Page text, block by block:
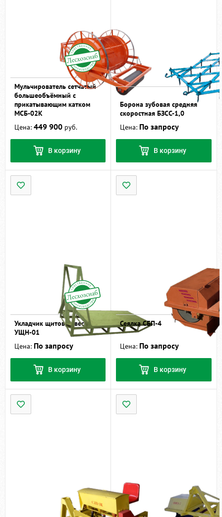
Мульчирователь сетчатый
большеобъёмный с
прикатывающим катком
МСБ-02К
Цена: 449 900 руб.
В корзину
Борона зубовая средняя
скоростная БЗСС-1,0
Цена: По запросу
В корзину
Укладчик щитов навесной
УЩН-01
Цена: По запросу
В корзину
Сеялка СБП-4
Цена: По запросу
В корзину